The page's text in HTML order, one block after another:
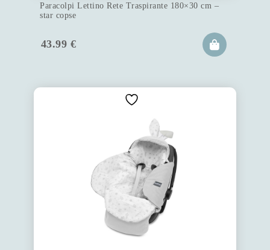
Paracolpi Lettino Rete Traspirante 180×30 cm –
star copse
43.99 €